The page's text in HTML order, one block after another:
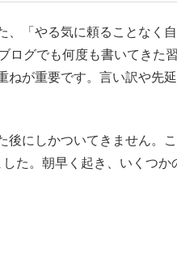
、「やる気に頼ることなく
ログでも何度も書いてきた
が重要です。言い訳や先延
後にしかついてきません。
た。朝早く起き、いくつか